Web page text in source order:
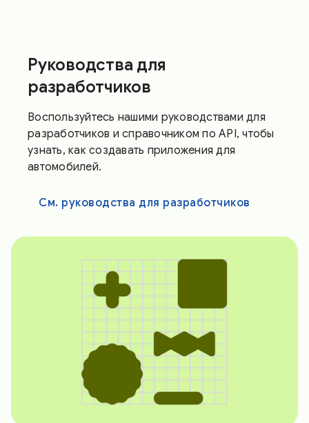
Руководства для
разработчиков
Воспользуйтесь нашими руководствами для
разработчиков и справочником по API, чтобы
узнать, как создавать приложения для
автомобилей.
См. руководства для разработчиков